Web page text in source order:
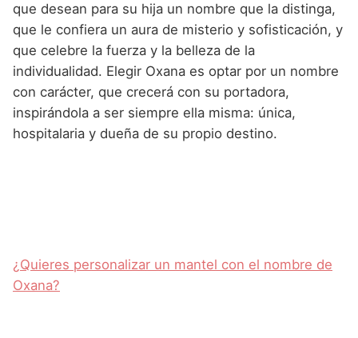
que desean para su hija un nombre que la distinga,
que le confiera un aura de misterio y sofisticación, y
que celebre la fuerza y la belleza de la
individualidad. Elegir Oxana es optar por un nombre
con carácter, que crecerá con su portadora,
inspirándola a ser siempre ella misma: única,
hospitalaria y dueña de su propio destino.
¿Quieres personalizar un mantel con el nombre de
Oxana?